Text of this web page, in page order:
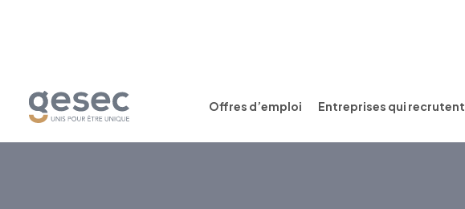
Offres d’emploi Entreprises qui recrutent